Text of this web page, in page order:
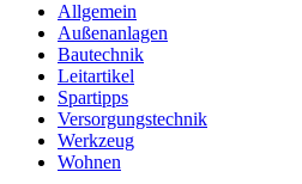
Allgemein
Außenanlagen
Bautechnik
Leitartikel
Spartipps
Versorgungstechnik
Werkzeug
Wohnen